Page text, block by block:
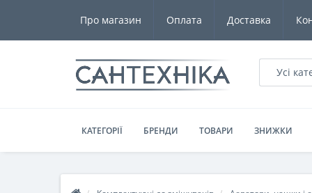
Про магазин Оплата Доставка
Усі
КАТЕГОРІЇ БРЕНДИ ТОВАРИ ЗНИЖКИ